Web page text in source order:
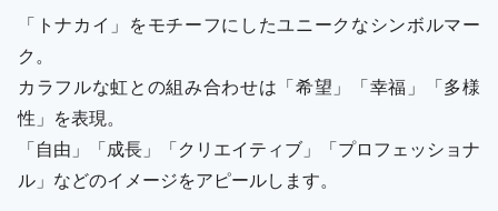
「トナカイ」をモチーフにしたユニークなシンボルマー
ク。
カラフルな虹との組み合わせは「希望」「幸福」「多様
性」を表現。
「自由」「成長」「クリエイティブ」「プロフェッショナ
ル」などのイメージをアピールします。